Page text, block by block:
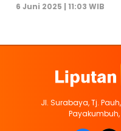
6 Juni 2025 | 11:03 WIB
Jl. Surabaya, Tj.